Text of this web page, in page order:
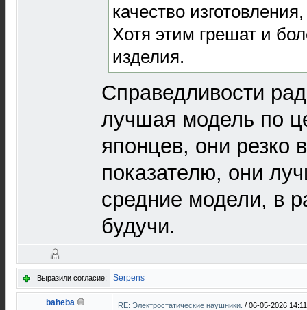
качество
Хотя этим грешат и
изделия.
Справедливости
лучшая модель по
японцев, они резко
показателю, они
средние модели, в
будучи.
Выразили согласие: Serpens
baheba RE: Электростатические наушники. / 06-05-2026 14:11